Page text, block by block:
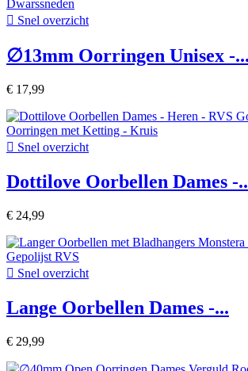
 Snel overzicht
∅13mm Oorringen Unisex -...
€ 17,99
 Snel overzicht
Dottilove Oorbellen Dames -
€ 24,99
 Snel overzicht
Lange Oorbellen Dames -...
€ 29,99